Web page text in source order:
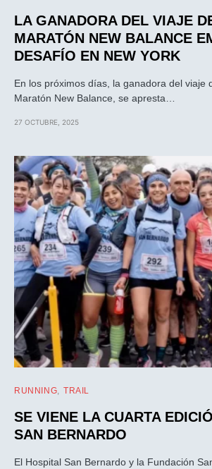
LA GANADORA DEL VIAJE
MARATÓN NEW BALANCE
DESAFÍO EN NEW YORK
En los próximos días, la ganadora del viaje
Maratón New Balance, se apresta…
27 OCTUBRE, 2025
RUNNING TRAIL
SE VIENE LA CUARTA
SAN BERNARDO
El Hospital San Bernardo y la Fundación